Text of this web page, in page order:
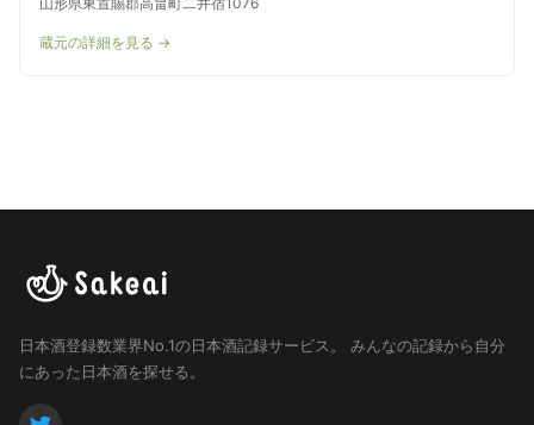
蔵元の詳細を見る →
日本酒登録数業界No.1の日本酒記録サービス。
みんなの記録から自分
にあった日本酒を探せる。